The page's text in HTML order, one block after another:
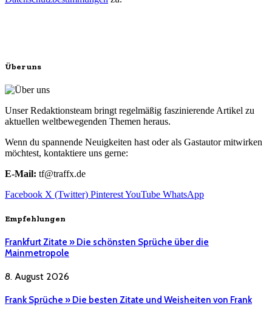
Über uns
Unser Redaktionsteam bringt regelmäßig faszinierende Artikel zu
aktuellen weltbewegenden Themen heraus.
Wenn du spannende Neuigkeiten hast oder als Gastautor mitwirken
möchtest, kontaktiere uns gerne:
E-Mail: tf@traffx.de
Facebook X (Twitter) PinterestYouTube WhatsApp
Empfehlungen
Frankfurt Zitate » Die schönsten Sprüche über die
Mainmetropole
8. August 2026
Frank Sprüche » Die besten Zitate und Weisheiten von Frank